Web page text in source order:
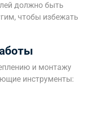
должно быть
чтобы избежать
и монтажу
инструменты: